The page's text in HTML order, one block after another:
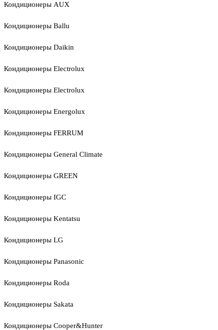
Кондиционеры AUX
Кондиционеры Ballu
Кондиционеры Daikin
Кондиционеры Electrolux
Кондиционеры Electrolux
Кондиционеры Energolux
Кондиционеры FERRUM
Кондиционеры General Climate
Кондиционеры GREEN
Кондиционеры IGC
Кондиционеры Kentatsu
Кондиционеры LG
Кондиционеры Panasonic
Кондиционеры Roda
Кондиционеры Sakata
Кондиционеры Cooper&Hunter